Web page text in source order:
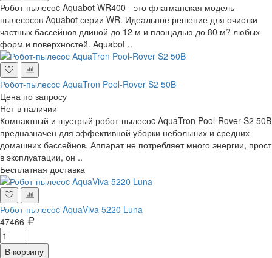
Робот-пылесоc Aquabot WR400 - это флагманская модель
пылесосов Aquabot серии WR. Идеальное решение для очистки
частных бассейнов длиной до 12 м и площадью до 80 м? любых
форм и поверхностей. Aquabot ..
Робот-пылесоc AquaTron Pool-Rover S2 50B
Цена по запросу
Нет в наличии
Компактный и шустрый робот-пылесоc AquaTron Pool-Rover S2 50B
предназначен для эффективной уборки небольших и средних
домашних бассейнов. Аппарат не потребляет много энергии, прост
в эксплуатации, он ..
Бесплатная доставка
Робот-пылесоc AquaViva 5220 Luna
47466
В корзину